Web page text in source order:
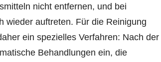
nicht entfernen, und bei
wieder auftreten. Für die Reinigung
ein spezielles Verfahren: Nach der
Behandlungen ein, die